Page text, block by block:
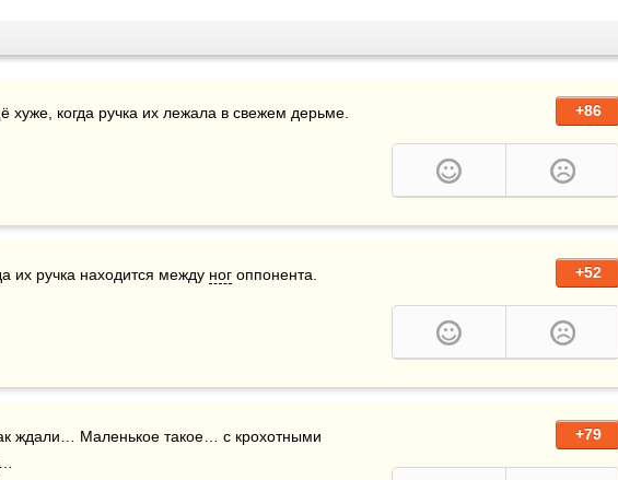
+86
хуже, когда ручка их лежала в свежем дерьме.
+52
их ручка находится между ног оппонента.
+79
ждали… Маленькое такое… с крохотными